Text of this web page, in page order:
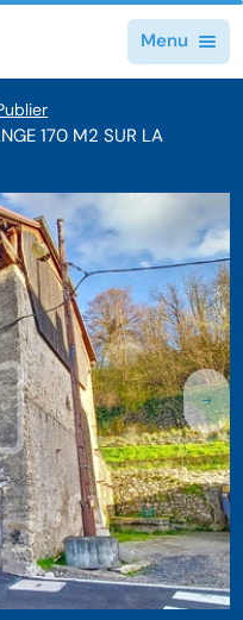
Menu
170 M2 SUR LA